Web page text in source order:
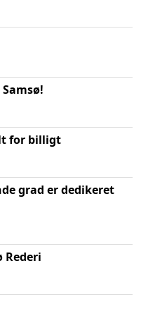
for billigt
grad er dedikeret
Rederi